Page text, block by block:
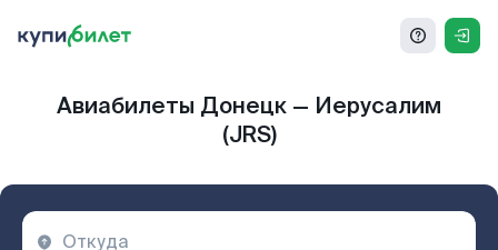
Авиабилеты Донецк — Иерусалим
(JRS)